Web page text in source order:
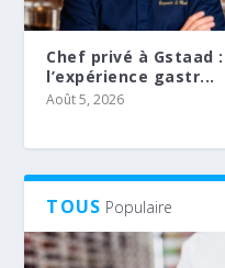
Chef privé à Gstaad :
l’expérience gastr...
Août 5, 2026
TOUS Populaire